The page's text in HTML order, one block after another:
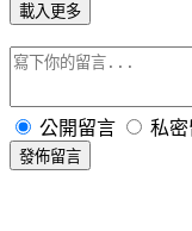
載入更多
公開留言 私
發佈留言